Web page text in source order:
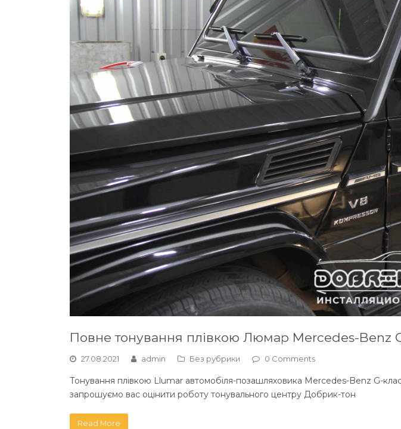
Повне тонування плівкою Люмар Mercedes-Benz
27.08.2021 admin Без рубрики 0 Comments
Тонування плівкою Llumar автомобіля-позашляховика Mercedes-Benz G-
запрошуємо вас оцінити роботу тонувального центру Добрик-тон
Read More